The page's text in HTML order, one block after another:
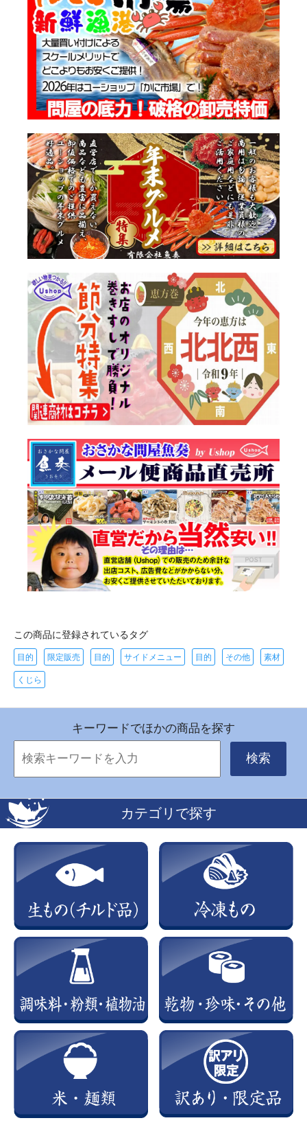
この商品に登録されているタグ
目的 限定販売 目的 サイドメニュー 目的 その他 素材
くじら
キーワードでほかの商品を探す
検索
カテゴリで探す